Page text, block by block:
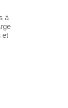
à
et